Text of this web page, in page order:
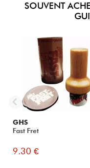
SOUVENT
GHS
Fast Fret
9.30 €